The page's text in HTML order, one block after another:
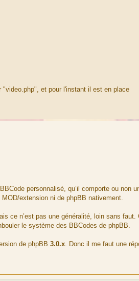
et pour l'instant il est en place
personnalisé, qu’il comporte ou non
extension ni de phpBB nativement.
ce n’est pas une généralité, loin sans faut.
le système des BBCodes de phpBB.
de phpBB 3.0.x. Donc il me faut une